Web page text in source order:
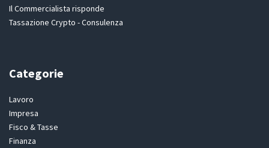
Il Commercialista risponde
Tassazione Crypto - Consulenza
Categorie
Lavoro
Impresa
Fisco & Tasse
Finanza